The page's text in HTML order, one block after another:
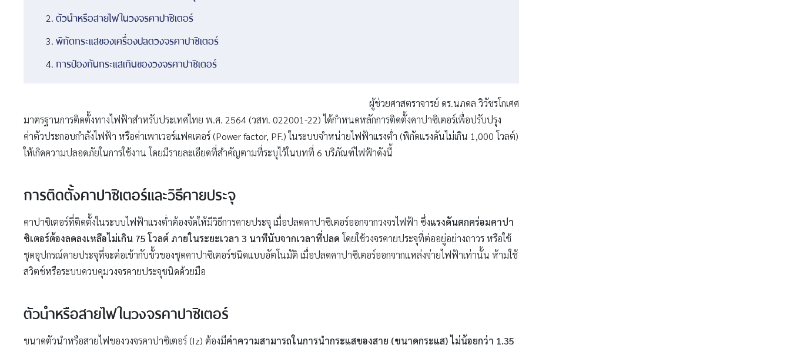
ตัวนำหรือสายไฟในวงจรคาปาซิเตอร์
พิกัดกระแสของเครื่องปลดวงจรคาปาซิเตอร์
การป้องกันกระแสเกินของวงจรคาปาซิเตอร์
ผู้ช่วยศาสตราจารย์ ดร.นภดล วิวัชรโกเศศ
มาตรฐานการติดตั้งทางไฟฟ้าสำหรับประเทศไทย พ.ศ. 2564 (วสท. 022001-22) ได้กำหนดหลักการติดตั้งคาปาซิเตอร์เพื่อปรับปรุง
ค่าตัวประกอบกำลังไฟฟ้า หรือค่าเพาเวอร์แฟคเตอร์ (Power factor, PF.) ในระบบจำหน่ายไฟฟ้าแรงต่ำ (พิกัดแรงดันไม่เกิน 1,000 โวลต์)
ให้เกิดความปลอดภัยในการใช้งาน โดยมีรายละเอียดที่สำคัญตามที่ระบุไว้ในบทที่ 6 บริภัณฑ์ไฟฟ้าดังนี้
การติดตั้งคาปาซิเตอร์และวิธีคายประจุ
คาปาซิเตอร์ที่ติดตั้งในระบบไฟฟ้าแรงต่ำต้องจัดให้มีวิธีการคายประจุ เมื่อปลดคาปาซิเตอร์ออกจากวงจรไฟฟ้า ซึ่งแรงดันตกคร่อมคาปา
ซิเตอร์ต้องลดลงเหลือไม่เกิน 75 โวลต์ ภายในระยะเวลา 3 นาทีนับจากเวลาที่ปลด โดยใช้วงจรคายประจุที่ต่ออยู่อย่างถาวร หรือใช้
ชุดอุปกรณ์คายประจุที่จะต่อเข้ากับขั้วของชุดคาปาซิเตอร์ชนิดแบบอัตโนมัติ เมื่อปลดคาปาซิเตอร์ออกจากแหล่งจ่ายไฟฟ้าเท่านั้น ห้ามใช้
สวิตช์หรือระบบควบคุมวงจรคายประจุชนิดด้วยมือ
ตัวนำหรือสายไฟในวงจรคาปาซิเตอร์
ขนาดตัวนำหรือสายไฟของวงจรคาปาซิเตอร์ (Iz) ต้องมีค่าความสามารถในการนำกระแสของสาย (ขนาดกระแส) ไม่น้อยกว่า 1.35